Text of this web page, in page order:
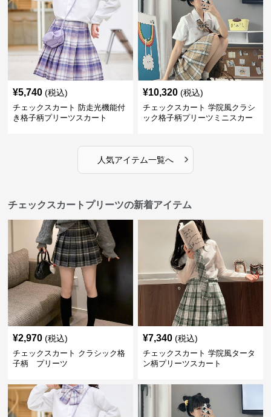
¥5,740 (税込)
チェックスカート 防走光機能付
き格子柄プリーツスカート
¥10,320 (税込)
チェックスカート 学院風クラシ
ック格子柄プリーツミニスカー
人気アイテム一覧へ ›
チェックスカートプリーツの新着アイテム
¥2,970 (税込)
チェックスカート クラシック格
子柄 プリーツ
¥7,340 (税込)
チェックスカート 学院風タータ
ン柄プリーツスカート